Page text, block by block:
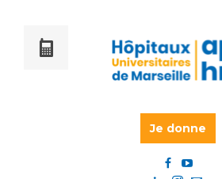
Je donne